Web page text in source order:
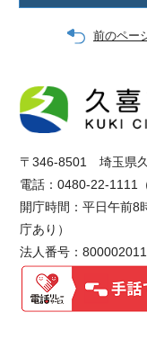
前のペー
〒346-8501 埼玉県
電話：0480-22-1111
開庁時間：平日午前8
庁あり）
法人番号：